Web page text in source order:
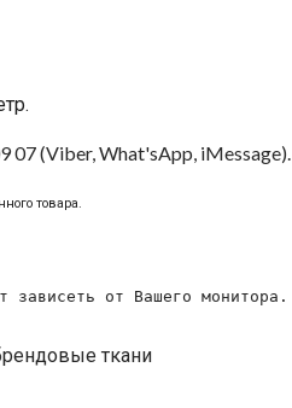
07 (Viber, What'sApp, iMessage).
товара.
зависеть от Вашего монитора.
ткани